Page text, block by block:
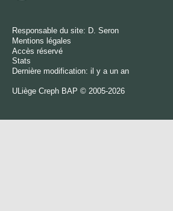
Responsable du site: D. Seron
Mentions légales
Accès réservé
Stats
Dernière modification: il y a un an
ULiège Creph BAP © 2005-2026